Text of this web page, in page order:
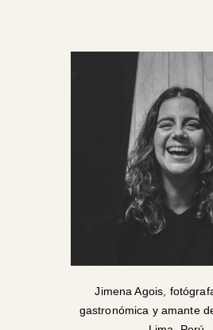
Jimena Agois,
gastronómica y amante